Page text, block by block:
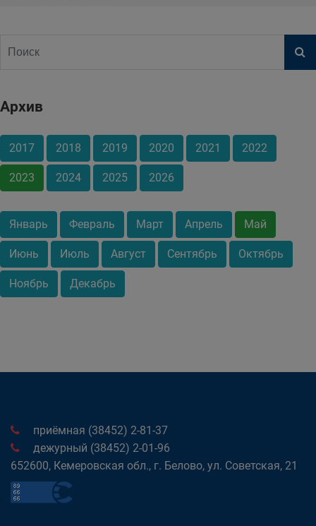
Архив
2017 2018 2019 2020 2021 2022
2023 2024 2025 2026
Январь Февраль Март Апрель Май
Июнь Июль Август Сентябрь Октябрь
Ноябрь Декабрь
приёмная (38452) 2-81-37
дежурный (38452) 2-01-96
652600, Кемеровская обл., г. Белово, ул. Советская, 21